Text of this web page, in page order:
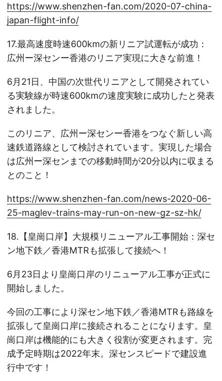
https://www.shenzhen-fan.com/2020-07-china-
japan-flight-info/
17.最高速度時速600kmの新リニア試運転が成功：
広州ー深センー香港のリニア実現に大きな前進！
6月21日、中国の次世代リニアとして開発されてい
る実験線が時速600kmの速度実験に成功したと発表
されました。
このリニア、広州ー深センー香港をつなぐ新しい高
速鉄道路線として検討されています。実現した場合
は広州ー深センまでの移動時間が20分以内に収まる
とのこと！
https://www.shenzhen-fan.com/news-2020-06-
25-maglev-trains-may-run-on-new-gz-sz-hk/
18.【皇崗口岸】大規模リニューアル工事開始：深セ
ン地下鉄／香港MTRも拡張して接続へ！
6月23日より皇崗口岸のリニューアル工事が正式に
開始しました。
今回の工事により深セン地下鉄／香港MTRも路線を
拡張して皇崗口岸に接続されることになります。皇
崗口岸は機能的にも大きく役割が変更されます。完
成予定時期は2022年末。深センスピードで建設進
行中です！